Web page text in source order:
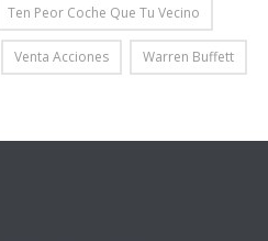
Ten Peor Coche Que Tu Vecino
Venta Acciones Warren Buffett